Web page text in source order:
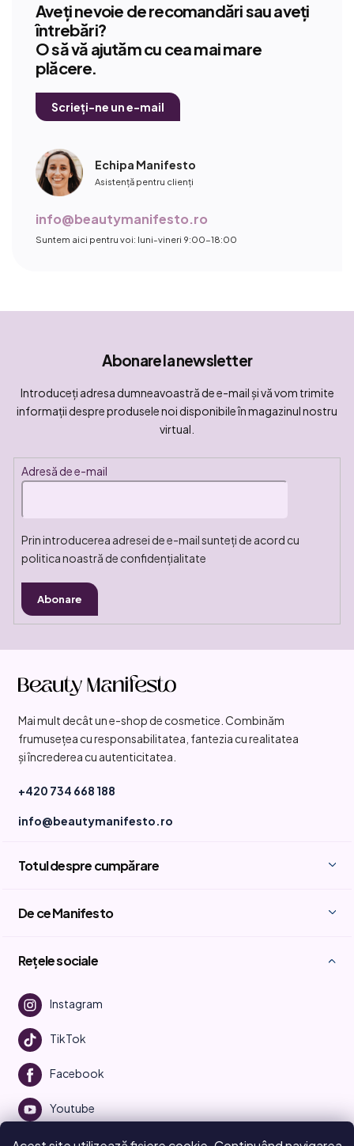
Aveți nevoie de recomandări sau aveți
întrebări?
O să vă ajutăm cu cea mai mare
plăcere.
Scrieți-ne un e-mail
Echipa Manifesto
Asistență pentru clienți
info@beautymanifesto.ro
Suntem aici pentru voi: luni-vineri 9:00-18:00
Abonare la newsletter
Introduceţi adresa dumneavoastră de e-mail şi vă vom trimite
informaţii despre produsele noi disponibile în magazinul nostru
virtual.
Adresă de e-mail
Prin introducerea adresei de e-mail sunteți de acord cu
politica noastră de confidențialitate
Abonare
Mai mult decât un e-shop de cosmetice. Combinăm
frumusețea cu responsabilitatea, fantezia cu realitatea
și încrederea cu autenticitatea.
+420 734 668 188
info@beautymanifesto.ro
Totul despre cumpărare
De ce Manifesto
Rețele sociale
Instagram
TikTok
Facebook
Youtube